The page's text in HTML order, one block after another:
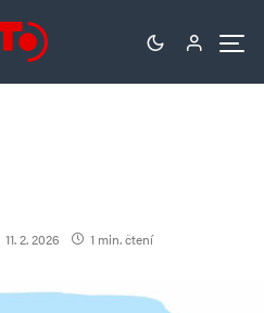
11. 2. 2026 1 min. čtení